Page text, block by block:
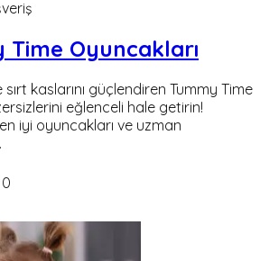
Time Oyuncakları
kaslarını güçlendiren Tummy Time
eğlenceli hale getirin!
iyi oyuncakları ve uzman
0